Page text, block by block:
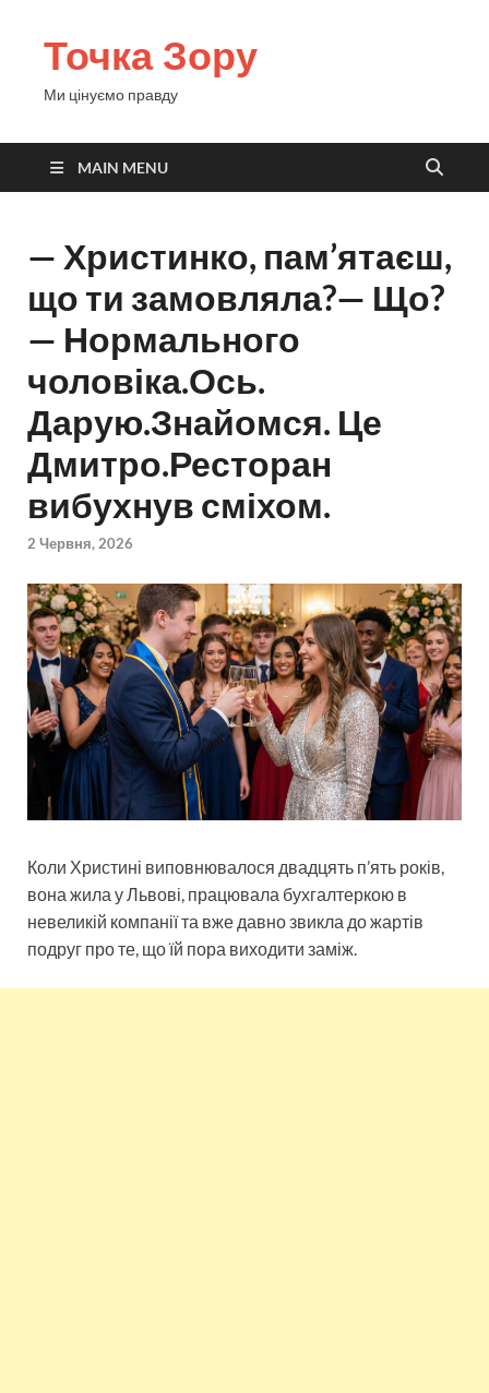
Точка Зору
Ми цінуємо правду
MAIN MENU
— Христинко, пам’ятаєш,
що ти замовляла?— Що?
— Нормального
чоловіка.Ось.
Дарую.Знайомся. Це
Дмитро.Ресторан
вибухнув сміхом.
2 Червня, 2026
Коли Христині виповнювалося двадцять п’ять років,
вона жила у Львові, працювала бухгалтеркою в
невеликій компанії та вже давно звикла до жартів
подруг про те, що їй пора виходити заміж.